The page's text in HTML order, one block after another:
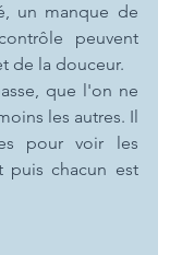
un manque de
peuvent
de la douceur.
que l'on ne
les autres. Il
pour voir les
puis chacun est